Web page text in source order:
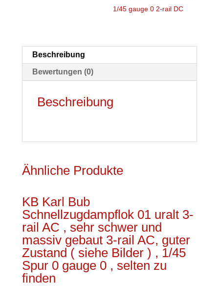
3-
,
massiv
rail
sehr
(
siehe
Bilder
)
1/45 gauge 0 2-rail DC
Beschreibung
Bewertungen (0)
Beschreibung
Ähnliche Produkte
KB Karl Bub
Schnellzugdampflok 01 uralt 3-
rail AC , sehr schwer und
massiv gebaut 3-rail AC, guter
Zustand ( siehe Bilder ) , 1/45
Spur 0 gauge 0 , selten zu
finden